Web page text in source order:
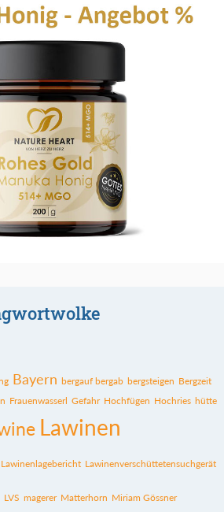
Bayern bergauf bergab bergsteigen Bergzeit
Frauenwasserl Gefahr Hochfügen Hochries hütte
Lawinen
Lawinenlagebericht Lawinenverschüttetensuchgerät
LVS magerer Matterhorn Miriam Gössner